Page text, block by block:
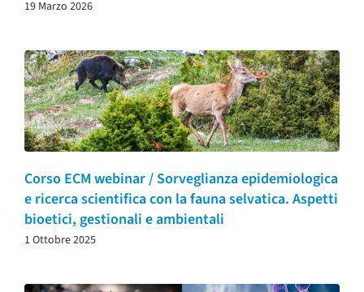
19 Marzo 2026
Corso ECM webinar / Sorveglianza epidemiologica
e ricerca scientifica con la fauna selvatica. Aspetti
bioetici, gestionali e ambientali
1 Ottobre 2025